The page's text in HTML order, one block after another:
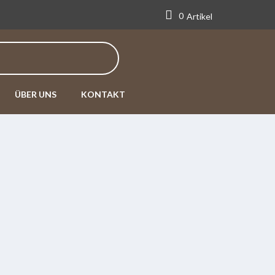
0 Artikel
ÜBER UNS KONTAKT